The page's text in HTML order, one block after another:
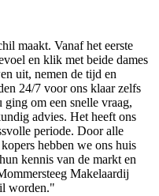
maakt. Vanaf het eerste
en klik met beide dames
uit, nemen de tijd en
24/7 voor ons klaar zelfs
om een snelle vraag,
advies. Het heeft ons
periode. Door alle
hebben we ons huis
kennis van de markt en
Makelaardij
worden."